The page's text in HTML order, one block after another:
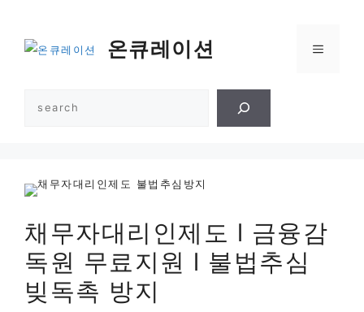
온큐레이션 메
채무자대리인제도 l 금융감
독원 무료지원 l 불법추심
빚독촉 방지